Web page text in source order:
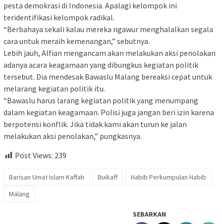
pesta demokrasi di Indonesia. Apalagi kelompok ini
teridentifikasi kelompok radikal.
“Berbahaya sekali kalau mereka ngawur menghalalkan segala
cara untuk meraih kemenangan,” sebutnya.
Lebih jauh, Alfian mengancam akan melakukan aksi penolakan
adanya acara keagamaan yang dibungkus kegiatan politik
tersebut. Dia mendesak Bawaslu Malang bereaksi cepat untuk
melarang kegiatan politik itu.
“Bawaslu harus larang kegiatan politik yang menumpang
dalam kegiatan keagamaan. Polisi juga jangan beri izin karena
berpotensi konflik. Jika tidak kami akan turun ke jalan
melakukan aksi penolakan,” pungkasnya.
Post Views: 239
Barisan Umat Islam Kaffah Buikaff
Habib Perkumpulan Habib
Malang
SEBARKAN